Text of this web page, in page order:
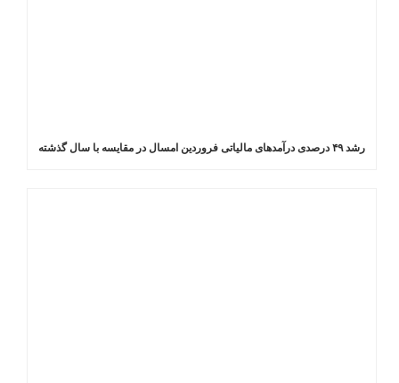
رشد ۴۹ درصدی درآمدهای مالیاتی فروردین امسال در مقایسه با سال گذشته